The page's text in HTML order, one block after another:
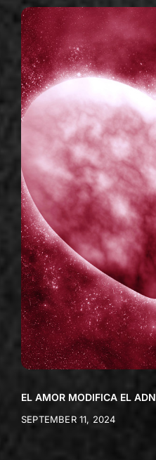
EL AMOR MODIFICA EL ADN
SEPTEMBER 11, 2024